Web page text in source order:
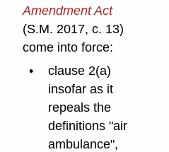
Amendment Act
(S.M. 2017, c. 13)
come into force:
clause 2(a)
insofar as it
repeals the
definitions "air
ambulance",